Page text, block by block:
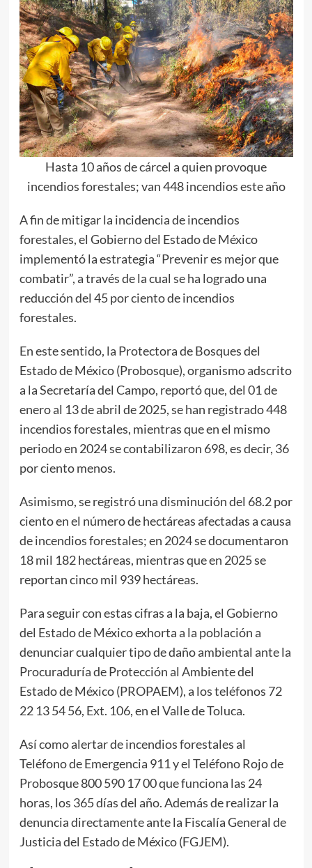
Hasta 10 años de cárcel a quien provoque
incendios forestales; van 448 incendios este año
A fin de mitigar la incidencia de incendios
forestales, el Gobierno del Estado de México
implementó la estrategia “Prevenir es mejor que
combatir”, a través de la cual se ha logrado una
reducción del 45 por ciento de incendios
forestales.
En este sentido, la Protectora de Bosques del
Estado de México (Probosque), organismo adscrito
a la Secretaría del Campo, reportó que, del 01 de
enero al 13 de abril de 2025, se han registrado 448
incendios forestales, mientras que en el mismo
periodo en 2024 se contabilizaron 698, es decir, 36
por ciento menos.
Asimismo, se registró una disminución del 68.2 por
ciento en el número de hectáreas afectadas a causa
de incendios forestales; en 2024 se documentaron
18 mil 182 hectáreas, mientras que en 2025 se
reportan cinco mil 939 hectáreas.
Para seguir con estas cifras a la baja, el Gobierno
del Estado de México exhorta a la población a
denunciar cualquier tipo de daño ambiental ante la
Procuraduría de Protección al Ambiente del
Estado de México (PROPAEM), a los teléfonos 72
22 13 54 56, Ext. 106, en el Valle de Toluca.
Así como alertar de incendios forestales al
Teléfono de Emergencia 911 y el Teléfono Rojo de
Probosque 800 590 17 00 que funciona las 24
horas, los 365 días del año. Además de realizar la
denuncia directamente ante la Fiscalía General de
Justicia del Estado de México (FGJEM).